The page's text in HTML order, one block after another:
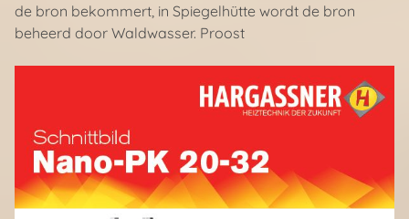
de bron bekommert, in Spiegelhütte wordt de bron
beheerd door Waldwasser. Proost